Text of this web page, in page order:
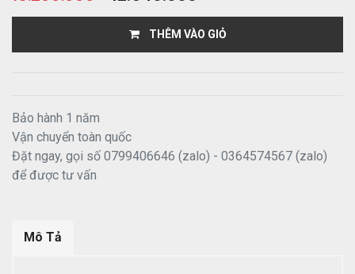
THÊM VÀO GIỎ
Bảo hành 1 năm
Vận chuyển toàn quốc
Đặt ngay, gọi số 0799406646 (zalo) - 0364574567 (zalo)
để được tư vấn
Mô Tả